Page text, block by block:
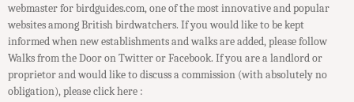
webmaster for birdguides.com, one of the most innovative and popular
websites among British birdwatchers. If you would like to be kept
informed when new establishments and walks are added, please follow
Walks from the Door on Twitter or Facebook. If you are a landlord or
proprietor and would like to discuss a commission (with absolutely no
obligation), please click here :